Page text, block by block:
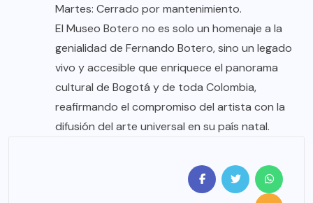
Martes: Cerrado por mantenimiento.
El Museo Botero no es solo un homenaje a la
genialidad de Fernando Botero, sino un legado
vivo y accesible que enriquece el panorama
cultural de Bogotá y de toda Colombia,
reafirmando el compromiso del artista con la
difusión del arte universal en su país natal.